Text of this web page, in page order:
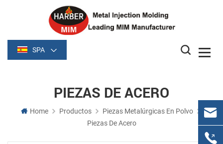
SPA
PIEZAS DE ACERO
Home Productos
Piezas Metalúrgicas En Polvo
Piezas De Acero